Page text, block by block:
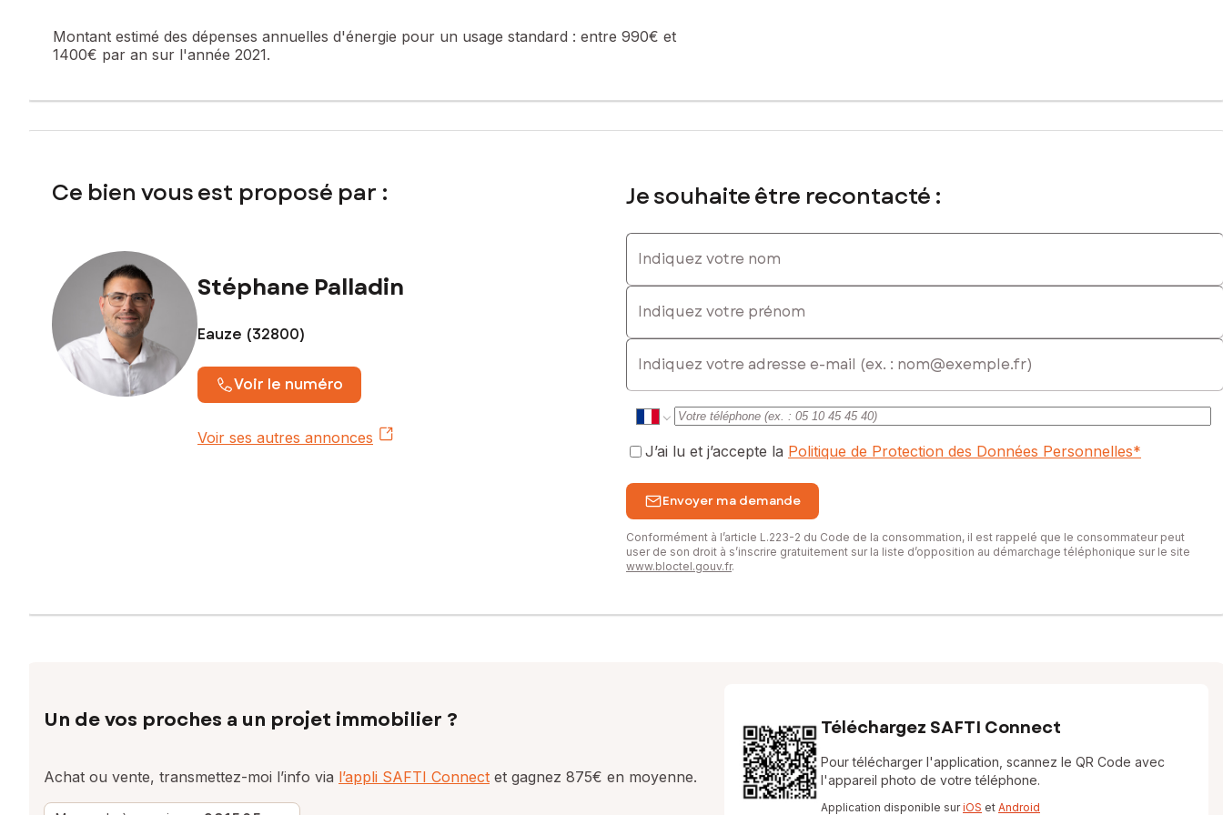
Montant estimé des dépenses annuelles d'énergie pour un usage standard : entre 990€ et
1400€ par an sur l'année 2021.
Ce bien vous est proposé par :
Stéphane Palladin
Eauze (32800)
Voir le numéro
Voir ses autres annonces
Je souhaite être recontacté :
Indiquez votre nom
Indiquez votre prénom
E-mail
J’ai lu et j’accepte la Politique de Protection des Données Personnelles*
Envoyer ma demande
Conformément à l’article L.223-2 du Code de la consommation, il est rappelé que le consommateur peut
user de son droit à s’inscrire gratuitement sur la liste d’opposition au démarchage téléphonique sur le site
www.bloctel.gouv.fr.
Un de vos proches a un projet immobilier ?
Achat ou vente, transmettez-moi l’info via l’appli SAFTI Connect et gagnez 875€ en moyenne.
Téléchargez SAFTI Connect
Pour télécharger l'application, scannez le QR Code avec
l'appareil photo de votre téléphone.
Application disponible suriOS et Android